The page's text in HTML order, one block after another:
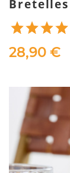
28,90 €